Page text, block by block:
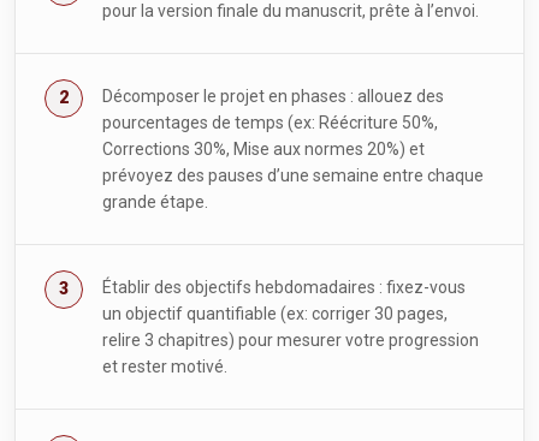
pour la version finale du manuscrit, prête à l’envoi.
Décomposer le projet en phases : allouez des
pourcentages de temps (ex: Réécriture 50%,
Corrections 30%, Mise aux normes 20%) et
prévoyez des pauses d’une semaine entre chaque
grande étape.
Établir des objectifs hebdomadaires : fixez-vous
un objectif quantifiable (ex: corriger 30 pages,
relire 3 chapitres) pour mesurer votre progression
et rester motivé.